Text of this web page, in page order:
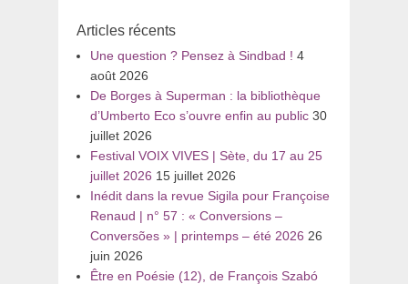
Articles récents
Une question ? Pensez à Sindbad ! 4
août 2026
De Borges à Superman : la bibliothèque
d’Umberto Eco s’ouvre enfin au public 30
juillet 2026
Festival VOIX VIVES | Sète, du 17 au 25
juillet 2026 15 juillet 2026
Inédit dans la revue Sigila pour Françoise
Renaud | n° 57 : « Conversions –
Conversões » | printemps – été 2026 26
juin 2026
Être en Poésie (12), de François Szabó